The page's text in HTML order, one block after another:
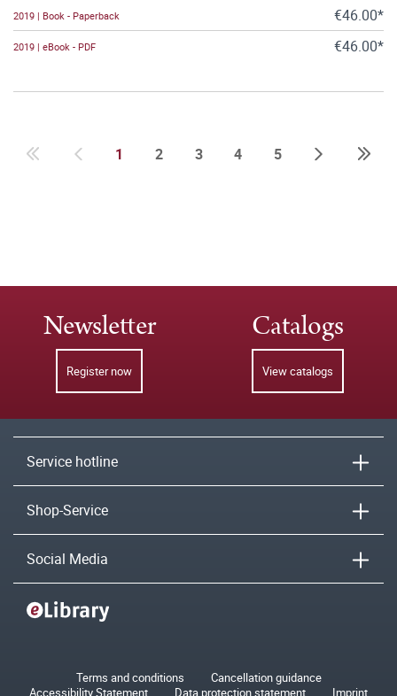
2019 | Book - Paperback €46.00*
2019 | eBook - PDF €46.00*
1 2 3 4 5
Newsletter
Register now
Catalogs
View catalogs
Service hotline
Shop-Service
Social Media
Terms and conditions
Cancellation guidance
Accessibility Statement
Data protection statement Imprint